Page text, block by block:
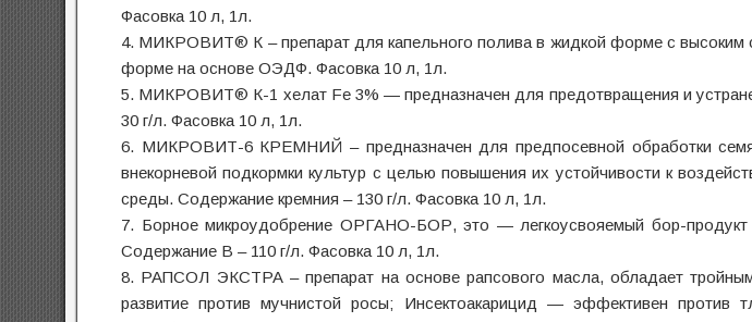
Фасовка 10 л, 1л.
4. МИКРОВИТ® К – препарат для капельного полива в жидкой форме с высоким
форме на основе ОЭДФ. Фасовка 10 л, 1л.
5. МИКРОВИТ® К-1 хелат Fe 3% — предназначен для предотвращения и
30 г/л. Фасовка 10 л, 1л.
6. МИКРОВИТ-6 КРЕМНИЙ – предназначен для предпосевной обработки
внекорневой подкормки культур с целью повышения их устойчивости к
среды. Содержание кремния – 130 г/л. Фасовка 10 л, 1л.
7. Борное микроудобрение ОРГАНО-БОР, это — легкоусвояемый бор-продукт
Содержание В – 110 г/л. Фасовка 10 л, 1л.
8. РАПСОЛ ЭКСТРА – препарат на основе рапсового масла, обладает
развитие против мучнистой росы; Инсектоакарицид — эффективен против